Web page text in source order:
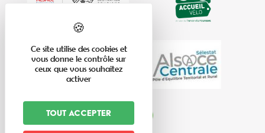
Ce site utilise des cookies et
vous donne le contrôle sur
ceux que vous souhaitez
activer
Tout accepter